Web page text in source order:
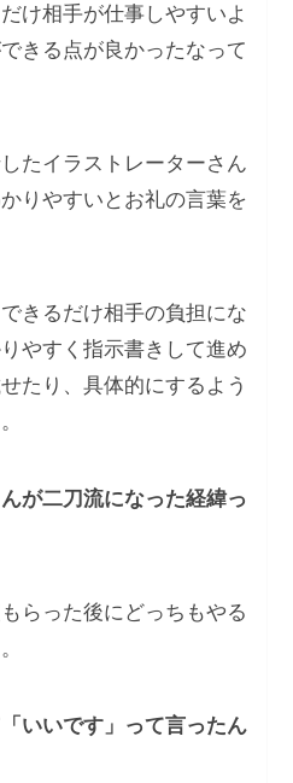
け相手が仕事しやすいよ
きる点が良かったなって
たイラストレーターさん
りやすいとお礼の言葉を
きるだけ相手の負担にな
やすく指示書きして進め
たり、具体的にするよう
が二刀流になった経緯っ
らった後にどっちもやる
いいです」って言ったん